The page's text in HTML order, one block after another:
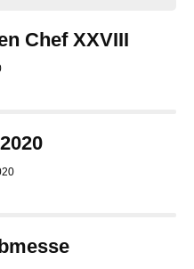
Chef XXVIII